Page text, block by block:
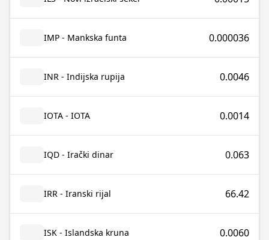
IMP - Mankska funta 0.000036
INR - Indijska rupija 0.0046
IOTA - IOTA 0.0014
IQD - Irački dinar 0.063
IRR - Iranski rijal 66.42
ISK - Islandska kruna 0.0060